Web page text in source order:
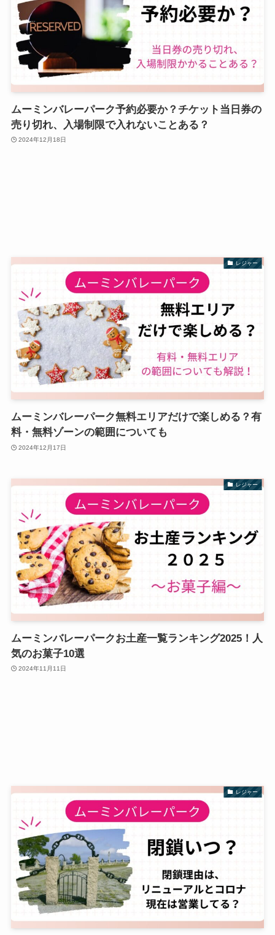
ムーミンバレーパーク予約必要か？チケット当日券の
売り切れ、入場制限で入れないことある？
2024年12月18日
レジャー
ムーミンバレーパーク無料エリアだけで楽しめる？有
料・無料ゾーンの範囲についても
2024年12月17日
レジャー
ムーミンバレーパークお土産一覧ランキング2025！人
気のお菓子10選
2024年11月11日
レジャー